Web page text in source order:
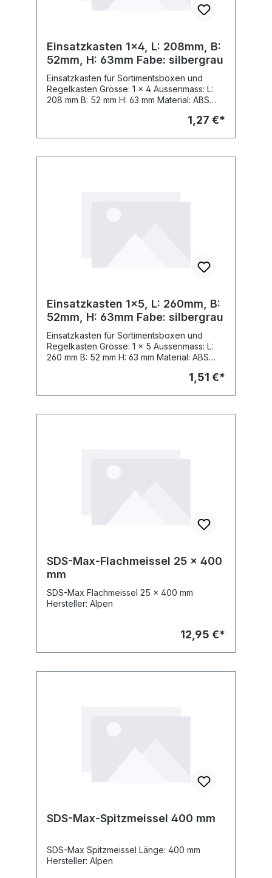
Einsatzkasten 1x4, L: 208mm, B:
52mm, H: 63mm Fabe: silbergrau
Einsatzkasten für Sortimentsboxen und
Regelkasten Grösse: 1 x 4 Aussenmass: L:
208 mm B: 52 mm H: 63 mm Material: ABS
passend zu Sortimo Insetbox Grösse: F 3
1,27 €*
Einsatzkasten 1x5, L: 260mm, B:
52mm, H: 63mm Fabe: silbergrau
Einsatzkasten für Sortimentsboxen und
Regelkasten Grösse: 1 x 5 Aussenmass: L:
260 mm B: 52 mm H: 63 mm Material: ABS
1,51 €*
SDS-Max-Flachmeissel 25 x 400
mm
SDS-Max Flachmeissel 25 x 400 mm
Hersteller: Alpen
12,95 €*
SDS-Max-Spitzmeissel 400 mm
SDS-Max Spitzmeissel Länge: 400 mm
Hersteller: Alpen